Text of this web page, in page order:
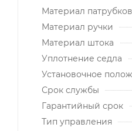
Материал патрубков
Материал ручки
Материал штока
Уплотнение седла
Установочное
Срок службы
Гарантийный срок
Тип управления